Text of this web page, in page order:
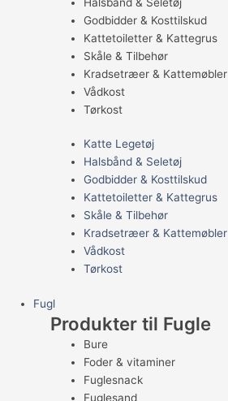
Godbidder & Kosttilskud
Kattetoiletter & Kattegrus
Skåle & Tilbehør
Kradsetræer & Kattemøbler
Vådkost
Tørkost
Katte Legetøj
Halsbånd & Seletøj
Godbidder & Kosttilskud
Kattetoiletter & Kattegrus
Skåle & Tilbehør
Kradsetræer & Kattemøbler
Vådkost
Tørkost
Fugl
Produkter til Fugle
Bure
Foder & vitaminer
Fuglesnack
Fuglesand